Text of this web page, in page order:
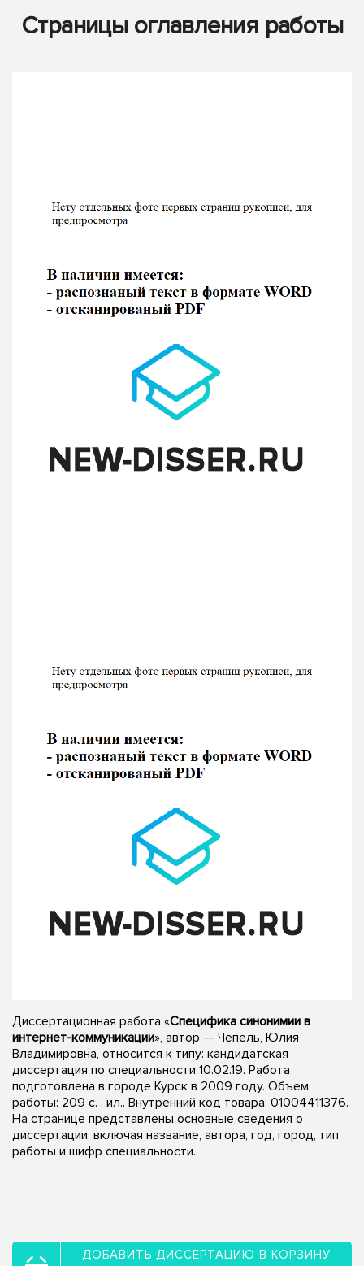
Страницы оглавления работы
Диссертационная работа «Специфика синонимии в
интернет-коммуникации», автор — Чепель, Юлия
Владимировна, относится к типу: кандидатская
диссертация по специальности 10.02.19. Работа
подготовлена в городе Курск в 2009 году. Объем
работы: 209 с. : ил.. Внутренний код товара: 01004411376.
На странице представлены основные сведения о
диссертации, включая название, автора, год, город, тип
работы и шифр специальности.
ДОБАВИТЬ ДИССЕРТАЦИЮ В КОРЗИНУ